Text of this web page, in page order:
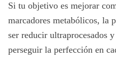
Si tu objetivo es mejorar
marcadores metabólicos, la
ser reducir ultraprocesados
perseguir la perfección en